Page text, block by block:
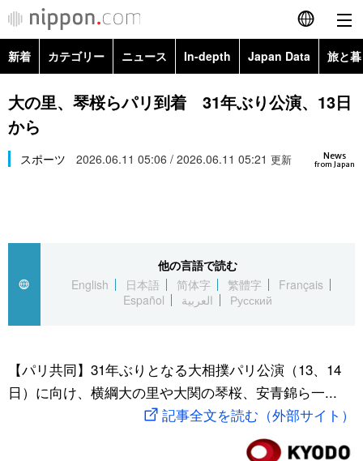
English
简体字
Русский
カテゴリー
経済・ビジネス
国際
文化
トップ
アーカイブ
In-depth
Japan Data
動画/Live
新着 カテゴリー ニュース In-depth Japan Data 旅と
政治・外交
経済・ビジネス
スポーツ・東京2020
Topics
大の里、琴桜らパリ到着 31年ぶり公演、13日
から
News
from Japan
スポーツ 2026.06.11 05:06 / 2026.06.11 05:21 更新
他の言語で読む
English
日本語 简体字 繁體字
Français
Español
العربية Русский
【パリ共同】31年ぶりとなる大相撲パリ公演（13、14
日）に向け、横綱大の里や大関の琴桜、安青錦ら一...
記事全文を読む（外部サイト）